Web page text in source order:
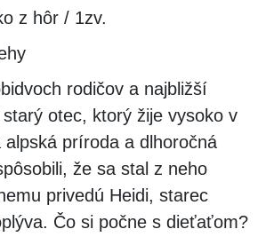
z hôr / 1zv.
rodičov a najbližší
otec, ktorý žije vysoko v
alpská príroda a dlhoročná
že sa stal z neho
privedú Heidi, starec
Čo si počne s dieťaťom?